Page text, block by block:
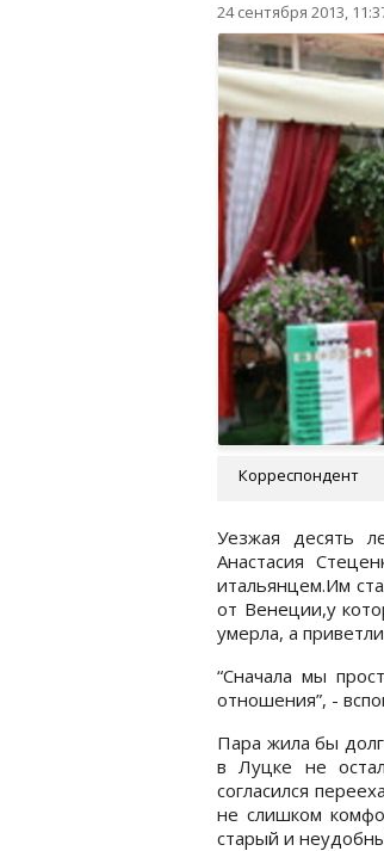
24 сентября 2013,
Корреспондент
Уезжая десять
Анастасия
итальянцем.Им
от Венеции,у
умерла, а
“Сначала мы
отношения”, -
Пара жила бы
в Луцке не
согласился
не слишком
старый и